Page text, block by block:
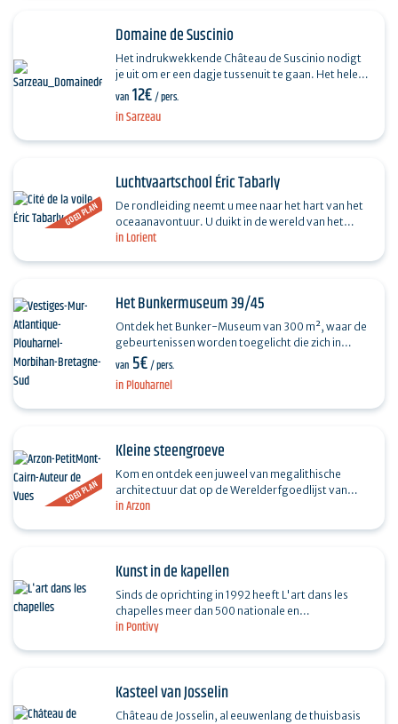
in Sarzeau
Domaine de Suscinio
Het indrukwekkende Château de Suscinio nodigt
je uit om er een dagje tussenuit te gaan. Het hele
jaar door nodigt het Domaine de Suscinio je uit
van 12€/ pers.
GOED PLAN
in Lorient
Luchtvaartschool Éric Tabarly
De rondleiding neemt u mee naar het hart van het
oceaanavontuur. U duikt in de wereld van het
zeilen en de oceaanraces dankzij moderne en
in Plouharnel
Het Bunkermuseum 39/45
Ontdek het Bunker-Museum van 300 m², waar de
gebeurtenissen worden toegelicht die zich in
Morbihan en met name op het schiereiland
Quiberon hebben…
van 5€/ pers.
GOED PLAN in Arzon
Kleine steengroeve
Kom en ontdek een juweel van megalithische
architectuur dat op de Werelderfgoedlijst van
UNESCO staat: de Petit Mont cairn, een
in Pontivy
Kunst in de kapellen
Sinds de oprichting in 1992 heeft L'art dans les
chapelles meer dan 500 nationale en
internationale kunstenaars uitgenodigd om te
Kasteel van Josselin
Château de Josselin, al eeuwenlang de thuisbasis